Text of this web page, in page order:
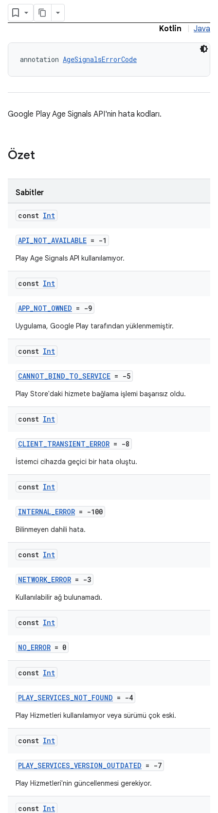
Kotlin Java
annotation AgeSignalsErrorCode
Google Play Age Signals API'nin hata kodları.
Özet
Sabitler
const Int
API_NOT_AVAILABLE = -1
Play Age Signals API kullanılamıyor.
const Int
APP_NOT_OWNED = -9
Uygulama, Google Play tarafından yüklenmemiştir.
const Int
CANNOT_BIND_TO_SERVICE = -5
Play Store'daki hizmete bağlama işlemi başarısız oldu.
const Int
CLIENT_TRANSIENT_ERROR = -8
İstemci cihazda geçici bir hata oluştu.
const Int
INTERNAL_ERROR = -100
Bilinmeyen dahili hata.
const Int
NETWORK_ERROR = -3
Kullanılabilir ağ bulunamadı.
const Int
NO_ERROR = 0
const Int
PLAY_SERVICES_NOT_FOUND = -4
Play Hizmetleri kullanılamıyor veya sürümü çok eski.
const Int
PLAY_SERVICES_VERSION_OUTDATED = -7
Play Hizmetleri'nin güncellenmesi gerekiyor.
const Int